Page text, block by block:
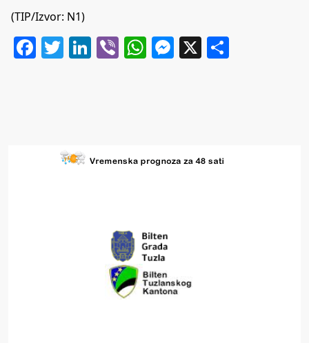
(TIP/Izvor: N1)
Facebook
Twitter
LinkedIn
ViberWhatsApp
Messenger
X